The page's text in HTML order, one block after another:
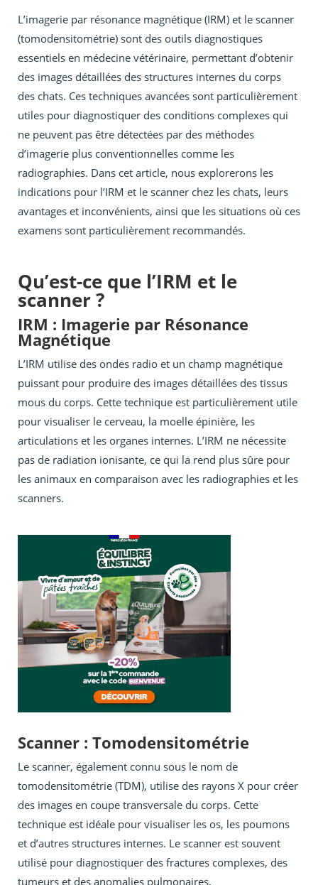
L’imagerie par résonance magnétique (IRM) et le scanner
(tomodensitométrie) sont des outils diagnostiques
essentiels en médecine vétérinaire, permettant d’obtenir
des images détaillées des structures internes du corps
des chats. Ces techniques avancées sont particulièrement
utiles pour diagnostiquer des conditions complexes qui
ne peuvent pas être détectées par des méthodes
d’imagerie plus conventionnelles comme les
radiographies. Dans cet article, nous explorerons les
indications pour l’IRM et le scanner chez les chats, leurs
avantages et inconvénients, ainsi que les situations où ces
examens sont particulièrement recommandés.
Qu’est-ce que l’IRM et le
scanner ?
IRM : Imagerie par Résonance
Magnétique
L’IRM utilise des ondes radio et un champ magnétique
puissant pour produire des images détaillées des tissus
mous du corps. Cette technique est particulièrement utile
pour visualiser le cerveau, la moelle épinière, les
articulations et les organes internes. L’IRM ne nécessite
pas de radiation ionisante, ce qui la rend plus sûre pour
les animaux en comparaison avec les radiographies et les
scanners.
Scanner : Tomodensitométrie
Le scanner, également connu sous le nom de
tomodensitométrie (TDM), utilise des rayons X pour créer
des images en coupe transversale du corps. Cette
technique est idéale pour visualiser les os, les poumons
et d’autres structures internes. Le scanner est souvent
utilisé pour diagnostiquer des fractures complexes, des
tumeurs et des anomalies pulmonaires.